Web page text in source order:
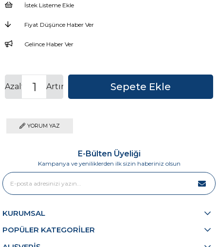
İstek Listeme Ekle
Fiyat Düşünce Haber Ver
Gelince Haber Ver
Artır
Azalt
YORUM YAZ
E-Bülten Üyeliği
Kampanya ve yeniliklerden ilk sizin haberiniz olsun
KURUMSAL
POPÜLER KATEGORİLER